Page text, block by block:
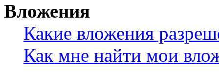
Вложения
Какие вложения
Как мне найти мои